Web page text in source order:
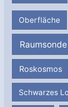
Oberfläche
Raumsonde
Roskosmos
Schwarzes